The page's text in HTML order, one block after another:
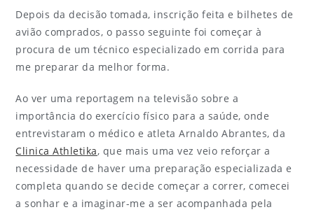
Depois da decisão tomada, inscrição feita e bilhetes de
avião comprados, o passo seguinte foi começar à
procura de um técnico especializado em corrida para
me preparar da melhor forma.
Ao ver uma reportagem na televisão sobre a
importância do exercício físico para a saúde, onde
entrevistaram o médico e atleta Arnaldo Abrantes, da
Clinica Athletika, que mais uma vez veio reforçar a
necessidade de haver uma preparação especializada e
completa quando se decide começar a correr, comecei
a sonhar e a imaginar-me a ser acompanhada pela